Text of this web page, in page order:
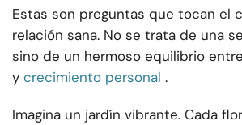
Estas son preguntas que tocan el
relación sana. No se trata de una
sino de un hermoso equilibrio
y crecimiento personal .
Imagina un jardín vibrante. Cada